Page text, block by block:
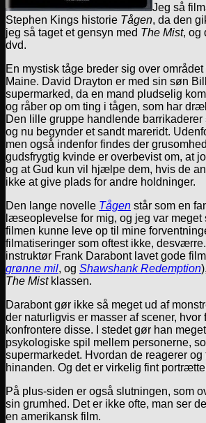
Jeg så
Stephen Kings historie Tågen, da den
jeg så taget et gensyn med The Mist, og
dvd.
En mystisk tåge breder sig over
Maine. David Drayton er med sin søn
supermarked, da en mand pludselig
og råber op om ting i tågen, som har
Den lille gruppe handlende barrikaderer
og nu begynder et sandt mareridt.
men også indenfor findes der
gudsfrygtig kvinde er overbevist om, at
og at Gud kun vil hjælpe dem, hvis de
ikke at give plads for andre holdninger.
Den lange novelle Tågen står som en
læseoplevelse for mig, og jeg var
filmen kunne leve op til mine
filmatiseringer som oftest ikke,
instruktør Frank Darabont lavet gode
grønne mil, og Shawshank Redemption
The Mistklassen.
Darabont gør ikke så meget ud af
der naturligvis er masser af scener, hvor
konfrontere disse. I stedet gør han
psykologiske spil mellem personerne,
supermarkedet. Hvordan de reagerer og
hinanden. Og det er virkelig fint
På plus-siden er også slutningen, som
sin grumhed. Det er ikke ofte, man ser
en amerikansk film.